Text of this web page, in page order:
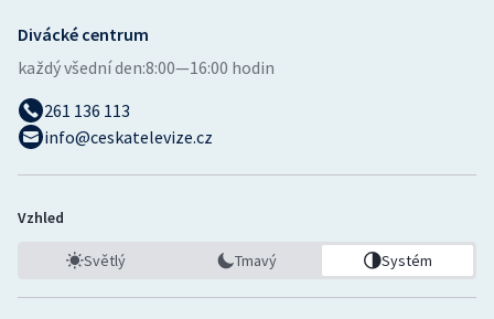
Divácké centrum
každý všední den:8:00—16:00 hodin
261 136 113
info@ceskatelevize.cz
Vzhled
Světlý Tmavý Systém